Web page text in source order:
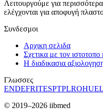
Λειτουργούμε για
ελέγχονται για αποφυγή
Συνδεσμοι
Αρχικη σελιδα
Σχετικα με τον ιστοτοπο
Η διαδικασια
Γλωσσες
ENDEFRITESPTPLROHUEL
© 2019–2026 iibmed